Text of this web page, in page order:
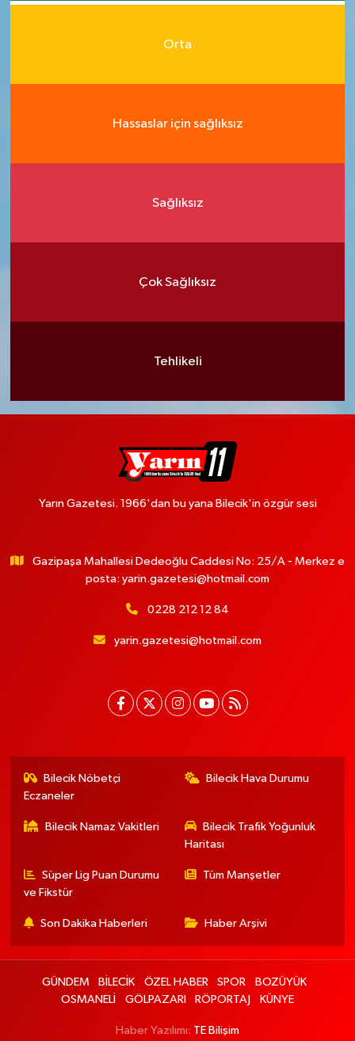
Orta
Hassaslar için sağlıksız
Sağlıksız
Çok Sağlıksız
Tehlikeli
Yarın Gazetesi. 1966'dan bu yana Bilecik'in özgür sesi
Gazipaşa Mahallesi Dedeoğlu Caddesi No: 25/A - Merkez e
posta: yarin.gazetesi@hotmail.com
0228 212 12 84
yarin.gazetesi@hotmail.com
Bilecik Nöbetçi
Eczaneler
Bilecik Hava Durumu
Bilecik Namaz Vakitleri
Bilecik Trafik Yoğunluk
Haritası
Süper Lig Puan Durumu
ve Fikstür
Tüm Manşetler
Son Dakika Haberleri Haber Arşivi
GÜNDEM BİLECİK ÖZEL HABER SPOR
BOZÜYÜK
OSMANELİ
GÖLPAZARI RÖPORTAJ KÜNYE
Haber Yazılımı: TE Bilişim